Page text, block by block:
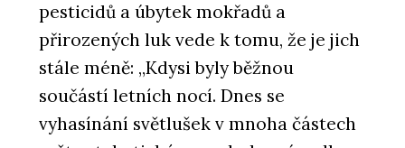
pesticidů a úbytek mokřadů a
přirozených luk vede k tomu, že je jich
stále méně: „Kdysi byly běžnou
součástí letních nocí. Dnes se
vyhasínání světlušek v mnoha částech